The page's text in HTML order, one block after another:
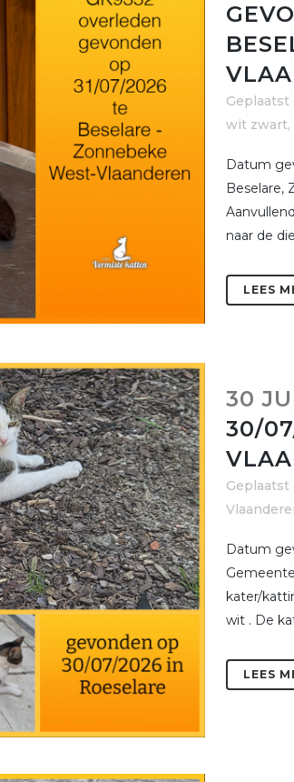
Geplaatst
wit zwart,
Datum
Beselare,
naar de
LEES
30
30/
Geplaatst
Datum
kater/
wit . De
LEES